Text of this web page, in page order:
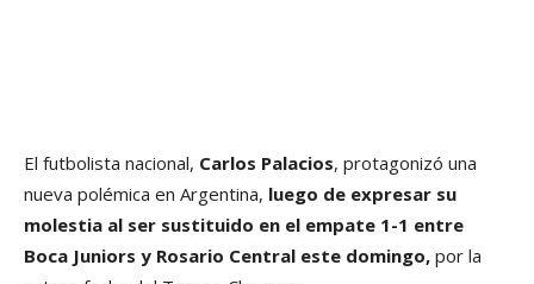
El futbolista nacional, Carlos Palacios, protagonizó una
nueva polémica en Argentina, luego de expresar su
molestia al ser sustituido en el empate 1-1 entre
Boca Juniors y Rosario Central este domingo, por la